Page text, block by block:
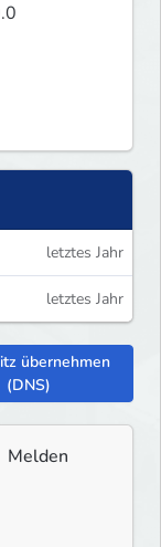
letztes Jahr
letztes Jahr
übernehmen
(DNS)
Melden